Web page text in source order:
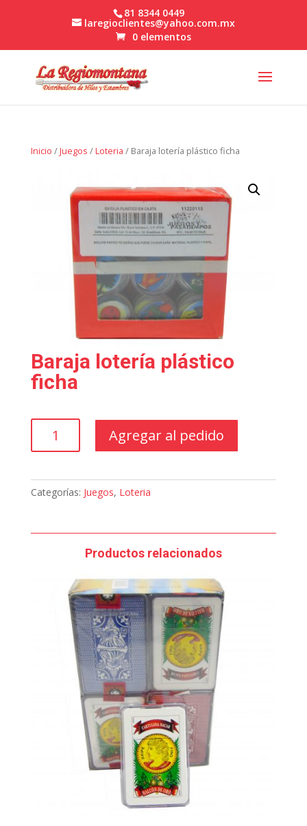
81 8344 0449
laregioclientes@yahoo.com.mx
0 elementos
Inicio /Juegos /Loteria / Baraja lotería plástico ficha
Baraja lotería plástico
ficha
lotería
cantidad
Agregar al pedido
Categorías: Juegos, Loteria
Productos relacionados